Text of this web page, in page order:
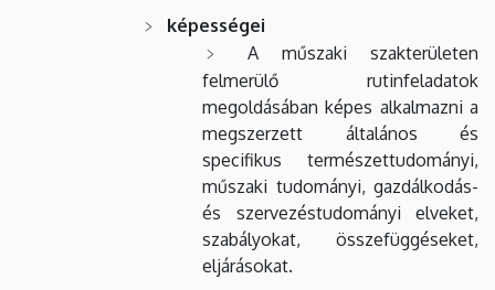
képességei
A műszaki szakterületen
felmerülő rutinfeladatok
megoldásában képes alkalmazni a
megszerzett általános és
specifikus természettudományi,
műszaki tudományi, gazdálkodás-
és szervezéstudományi elveket,
szabályokat, összefüggéseket,
eljárásokat.